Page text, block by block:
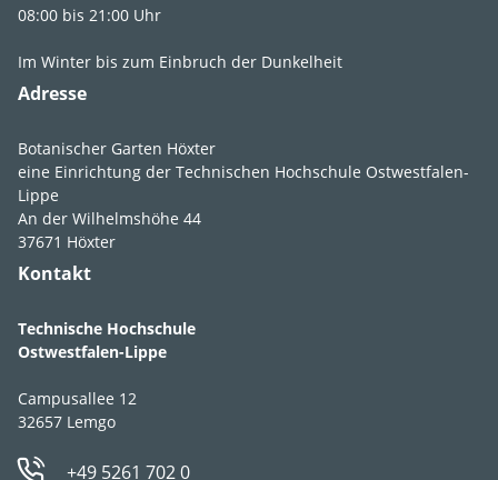
Synonyme
Frühlings-Nieswurz,
Lebens­bereich
Licht
08:00 bis 21:00 Uhr
Im Winter bis zum Einbruch der Dunkelheit
Adresse
Botanischer Garten Höxter
eine Einrichtung der Technischen Hochschule Ostwestfalen-
Lippe
An der Wilhelmshöhe 44
37671 Höxter
Kontakt
Technische Hochschule
Ostwestfalen-Lippe
Campusallee 12
32657 Lemgo
+49 5261 702 0